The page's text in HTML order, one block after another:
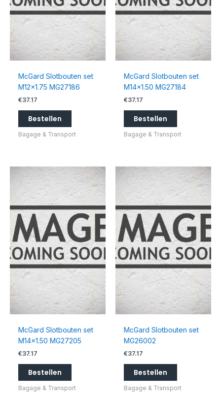
McGard Slotbouten set
M12x1.75 MG27186
€37.17
Bestellen
Bagage & Transport
McGard Slotbouten set
M14x1.50 MG27184
€37.17
Bestellen
Bagage & Transport
McGard Slotbouten set
M14x1.50 MG27205
€37.17
Bestellen
Bagage & Transport
McGard Slotbouten set
MG26002
€37.17
Bestellen
Bagage & Transport